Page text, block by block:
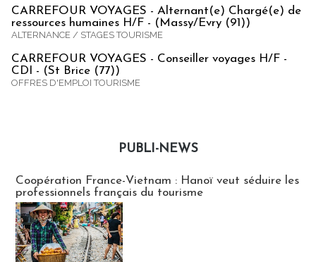
CARREFOUR VOYAGES - Alternant(e) Chargé(e) de
ressources humaines H/F - (Massy/Evry (91))
ALTERNANCE / STAGES TOURISME
CARREFOUR VOYAGES - Conseiller voyages H/F -
CDI - (St Brice (77))
OFFRES D'EMPLOI TOURISME
PUBLI-NEWS
Coopération France-Vietnam : Hanoï veut séduire les
professionnels français du tourisme